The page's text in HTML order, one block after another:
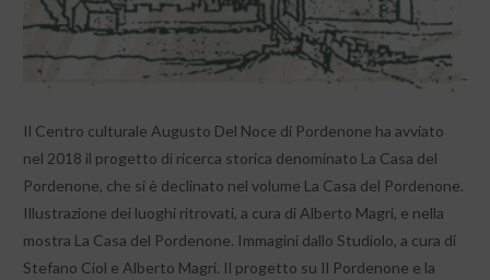
Il Centro culturale Augusto Del Noce di Pordenone ha avviato
nel 2018 il progetto di ricerca storica denominato La Casa del
Pordenone, che si è declinato nel volume La Casa del Pordenone.
Illustrazione dei luoghi ritrovati, a cura di Alberto Magri, e nella
mostra La Casa del Pordenone. Immagini dallo Studiolo, a cura di
Stefano Ciol e Alberto Magri. Il progetto su Il Pordenone e la